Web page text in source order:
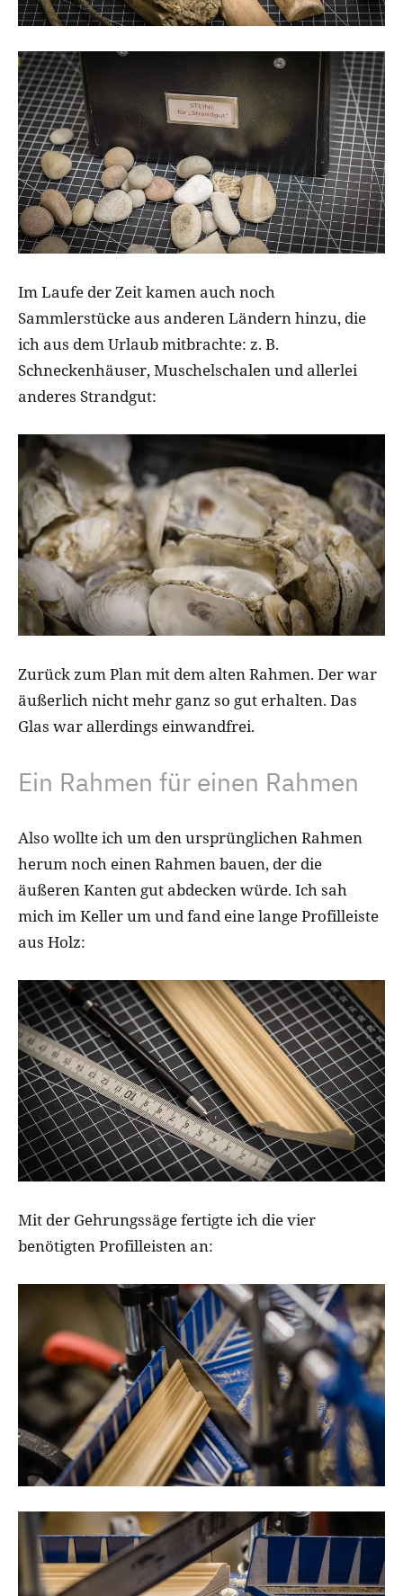
Im Laufe der Zeit kamen auch noch
Sammlerstücke aus anderen Ländern hinzu, die
ich aus dem Urlaub mitbrachte: z. B.
Schneckenhäuser, Muschelschalen und allerlei
anderes Strandgut:
Zurück zum Plan mit dem alten Rahmen. Der war
äußerlich nicht mehr ganz so gut erhalten. Das
Glas war allerdings einwandfrei.
Ein Rahmen für einen Rahmen
Also wollte ich um den ursprünglichen Rahmen
herum noch einen Rahmen bauen, der die
äußeren Kanten gut abdecken würde. Ich sah
mich im Keller um und fand eine lange Profilleiste
aus Holz:
Mit der Gehrungssäge fertigte ich die vier
benötigten Profilleisten an: